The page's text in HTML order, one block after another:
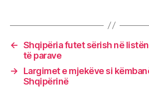
← Shqipëria futet sërish në
të parave
→
Largimet e mjekëve si
Shqipërinë